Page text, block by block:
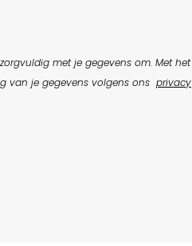
met je gegevens om. Met het
van je gegevens volgens ons privacy